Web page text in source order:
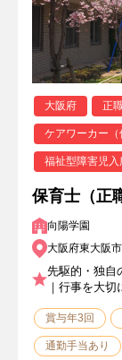
大阪府 正
ケアワーカー（
福祉型障害児入
保育士（正
向陽学園
大阪府東大阪
先駆的・独自
｜行事を大切
賞与年3回
通勤手当あり